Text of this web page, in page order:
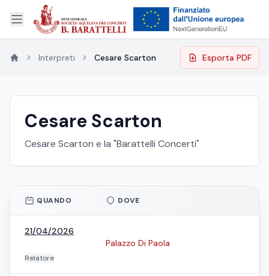
Interpreti Cesare Scarton Esporta PDF
Cesare Scarton
Cesare Scarton e la "Barattelli Concerti"
QUANDO DOVE
21/04/2026
Relatore
Palazzo Di Paola